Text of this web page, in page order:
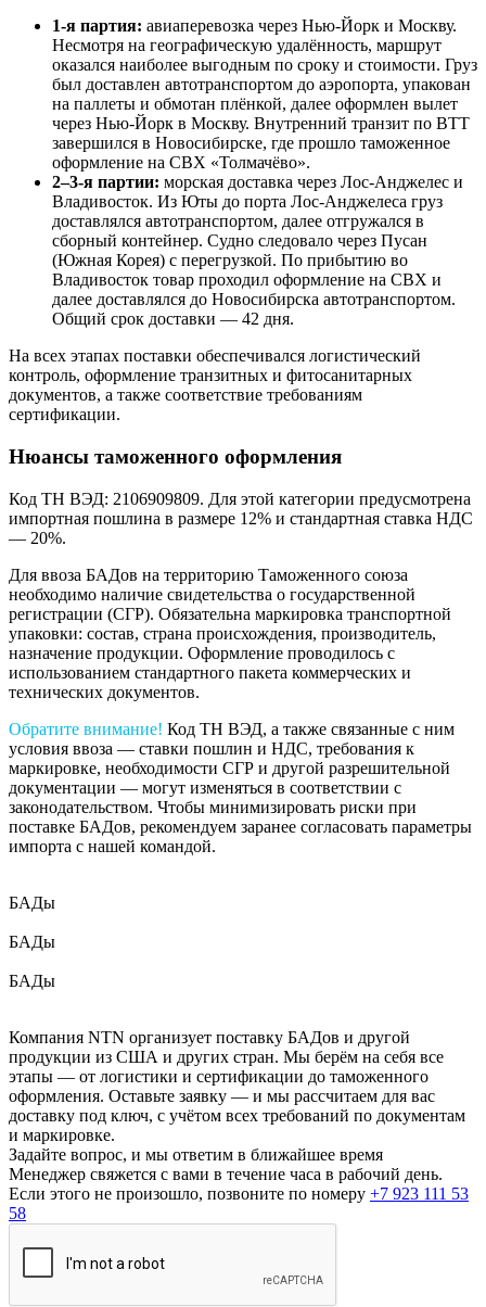
1-я партия: авиаперевозка через Нью-Йорк и Москву.
Несмотря на географическую удалённость, маршрут
оказался наиболее выгодным по сроку и стоимости. Груз
был доставлен автотранспортом до аэропорта, упакован
на паллеты и обмотан плёнкой, далее оформлен вылет
через Нью-Йорк в Москву. Внутренний транзит по ВТТ
завершился в Новосибирске, где прошло таможенное
оформление на СВХ «Толмачёво».
2–3-я партии: морская доставка через Лос-Анджелес и
Владивосток. Из Юты до порта Лос-Анджелеса груз
доставлялся автотранспортом, далее отгружался в
сборный контейнер. Судно следовало через Пусан
(Южная Корея) с перегрузкой. По прибытию во
Владивосток товар проходил оформление на СВХ и
далее доставлялся до Новосибирска автотранспортом.
Общий срок доставки — 42 дня.
На всех этапах поставки обеспечивался логистический
контроль, оформление транзитных и фитосанитарных
документов, а также соответствие требованиям
сертификации.
Нюансы таможенного оформления
Код ТН ВЭД: 2106909809. Для этой категории предусмотрена
импортная пошлина в размере 12% и стандартная ставка НДС
— 20%.
Для ввоза БАДов на территорию Таможенного союза
необходимо наличие свидетельства о государственной
регистрации (СГР). Обязательна маркировка транспортной
упаковки: состав, страна происхождения, производитель,
назначение продукции. Оформление проводилось с
использованием стандартного пакета коммерческих и
технических документов.
Обратите внимание! Код ТН ВЭД, а также связанные с ним
условия ввоза — ставки пошлин и НДС, требования к
маркировке, необходимости СГР и другой разрешительной
документации — могут изменяться в соответствии с
законодательством. Чтобы минимизировать риски при
поставке БАДов, рекомендуем заранее согласовать параметры
импорта с нашей командой.
БАДы
БАДы
БАДы
Компания NTN организует поставку БАДов и другой
продукции из США и других стран. Мы берём на себя все
этапы — от логистики и сертификации до таможенного
оформления. Оставьте заявку — и мы рассчитаем для вас
доставку под ключ, с учётом всех требований по документам
и маркировке.
Задайте вопрос, и мы ответим в ближайшее время
Менеджер свяжется с вами в течение часа в рабочий день.
Если этого не произошло, позвоните по номеру +7 923 111 53
58